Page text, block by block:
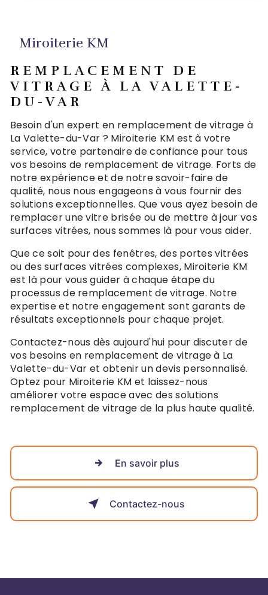
Miroiterie KM
REMPLACEMENT DE
VITRAGE À LA VALETTE-
DU-VAR
Besoin d'un expert en remplacement de vitrage à
La Valette-du-Var ? Miroiterie KM est à votre
service, votre partenaire de confiance pour tous
vos besoins de remplacement de vitrage. Forts de
notre expérience et de notre savoir-faire de
qualité, nous nous engageons à vous fournir des
solutions exceptionnelles. Que vous ayez besoin de
remplacer une vitre brisée ou de mettre à jour vos
surfaces vitrées, nous sommes là pour vous aider.
Que ce soit pour des fenêtres, des portes vitrées
ou des surfaces vitrées complexes, Miroiterie KM
est là pour vous guider à chaque étape du
processus de remplacement de vitrage. Notre
expertise et notre engagement sont garants de
résultats exceptionnels pour chaque projet.
Contactez-nous dès aujourd'hui pour discuter de
vos besoins en remplacement de vitrage à La
Valette-du-Var et obtenir un devis personnalisé.
Optez pour Miroiterie KM et laissez-nous
améliorer votre espace avec des solutions
remplacement de vitrage de la plus haute qualité.
En savoir plus
Contactez-nous